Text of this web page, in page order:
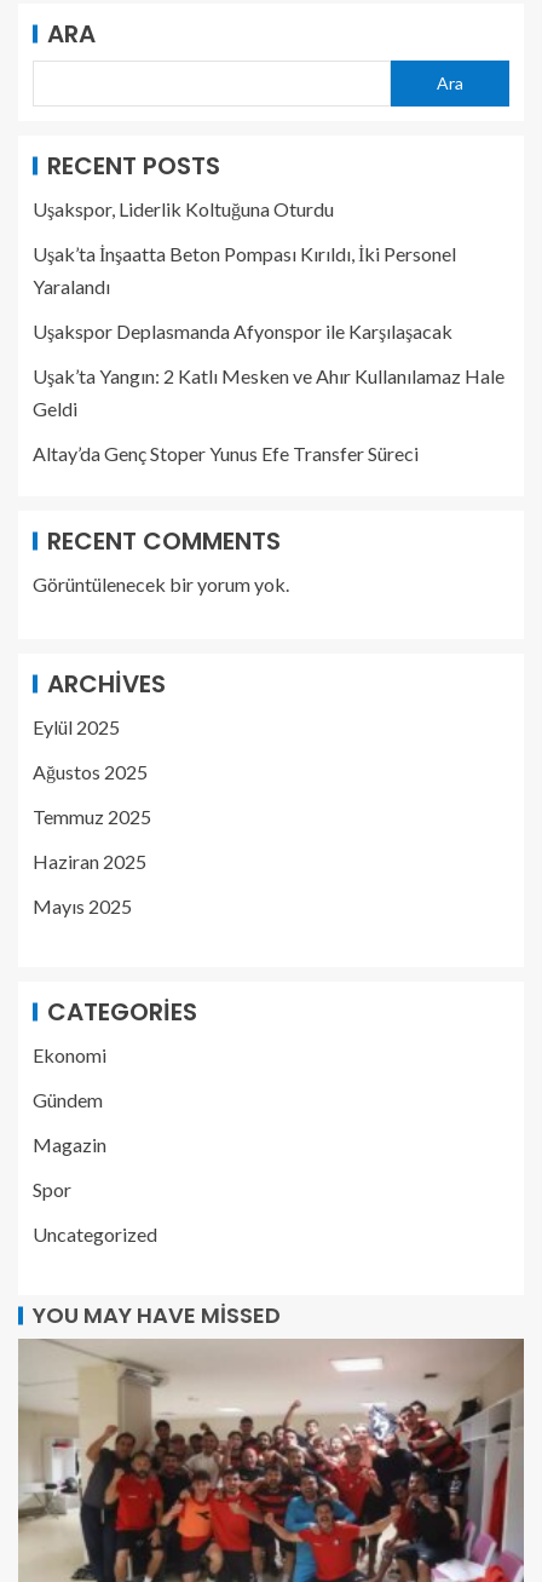
ARA
Ara
RECENT POSTS
Uşakspor, Liderlik Koltuğuna Oturdu
Uşak’ta İnşaatta Beton Pompası Kırıldı, İki Personel
Yaralandı
Uşakspor Deplasmanda Afyonspor ile Karşılaşacak
Uşak’ta Yangın: 2 Katlı Mesken ve Ahır Kullanılamaz Hale
Geldi
Altay’da Genç Stoper Yunus Efe Transfer Süreci
RECENT COMMENTS
Görüntülenecek bir yorum yok.
ARCHIVES
Eylül 2025
Ağustos 2025
Temmuz 2025
Haziran 2025
Mayıs 2025
CATEGORIES
Ekonomi
Gündem
Magazin
Spor
Uncategorized
YOU MAY HAVE MISSED